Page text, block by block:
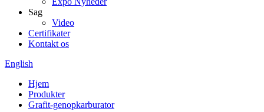
Sag
Video
Certifikater
Kontakt os
English
Hjem
Produkter
Grafit-genopkarburator